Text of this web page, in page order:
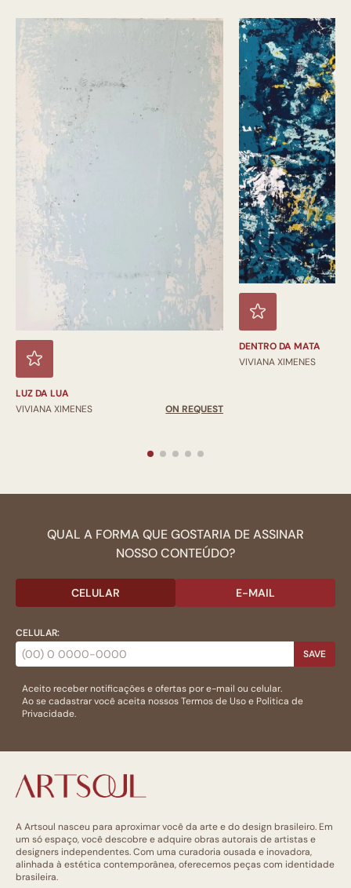
LUZ DA LUA
VIVIANA XIMENES
ON REQUEST
DENTRO DA MATA
VIVIANA XIMENES
QUAL A FORMA QUE GOSTARIA DE ASSINAR
NOSSO CONTEÚDO?
CELULAR E-MAIL
CELULAR:
SAVE
Aceito receber notificações e ofertas por e-mail ou celular.
Ao se cadastrar você aceita nossosTermos de Usoe Politica de
Privacidade.
A Artsoul nasceu para aproximar você da arte e do design brasileiro. Em
um só espaço, você descobre e adquire obras autorais de artistas e
designers independentes. Com uma curadoria ousada e inovadora,
alinhada à estética contemporânea, oferecemos peças com identidade
brasileira.